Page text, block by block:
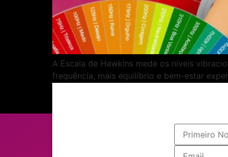
A Escala de Hawkins mede os níveis
frequência, mais equilíbrio e bem-estar
uma vibração elevada e transformar sua